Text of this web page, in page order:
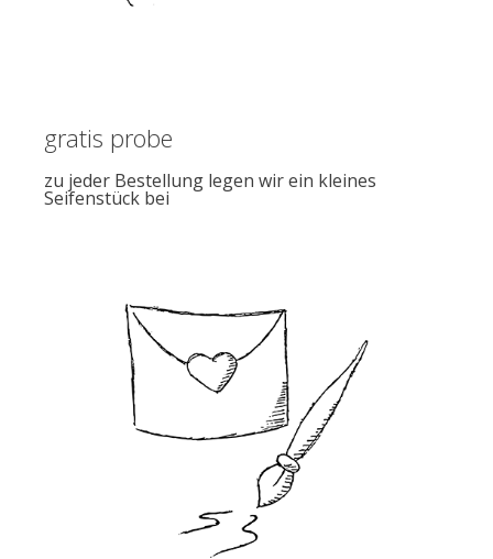
gratis probe
zu jeder Bestellung legen wir ein kleines
Seifenstück bei